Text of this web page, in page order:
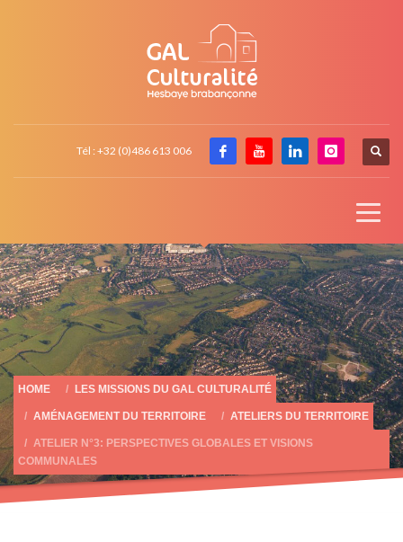
Tél : +32 (0)486 613 006
HOME LES MISSIONS DU GAL CULTURALITÉ
AMÉNAGEMENT DU TERRITOIRE ATELIERS DU TERRITOIRE
ATELIER N°3: PERSPECTIVES GLOBALES ET VISIONS
COMMUNALES